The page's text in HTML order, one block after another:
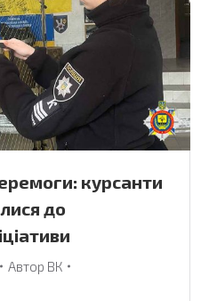
курсанти
до
Автор ВК